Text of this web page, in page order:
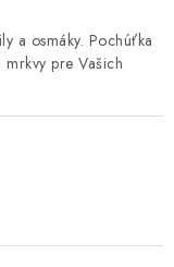
a osmáky. Pochúťka
pre Vašich